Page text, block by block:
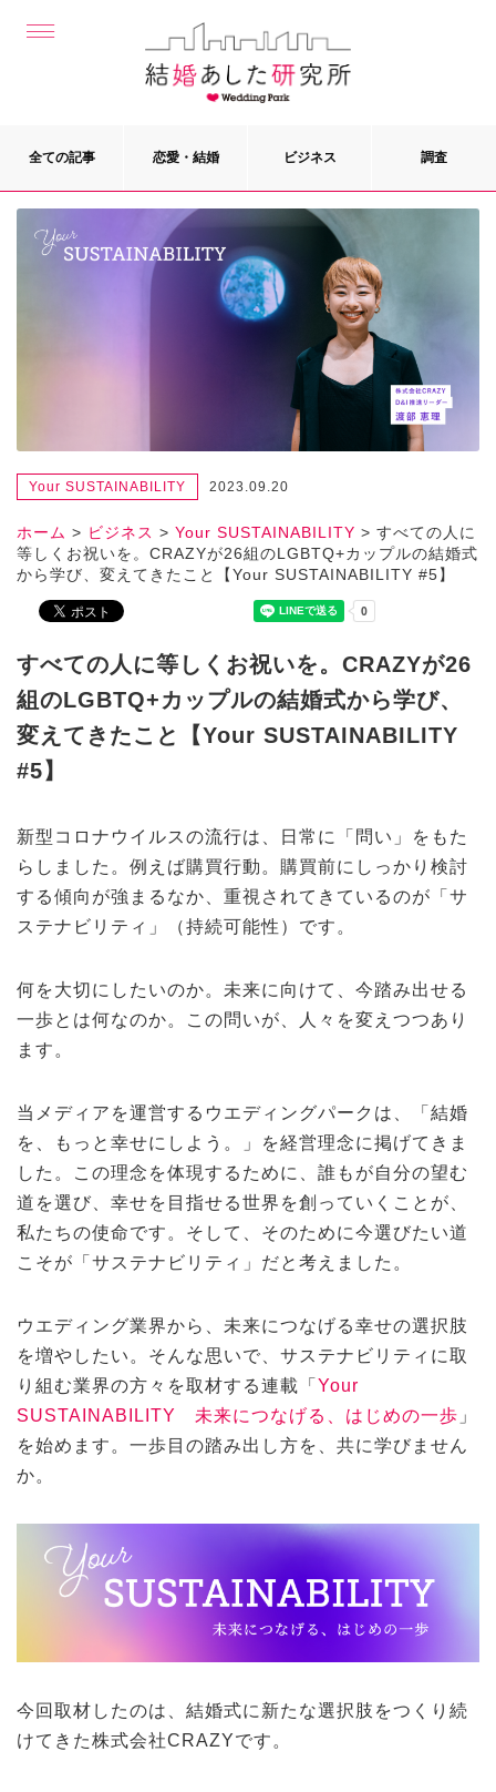
全ての記事 恋愛・結婚 ビジネス 調査
Your SUSTAINABILITY 2023.09.20
ホーム > ビジネス > Your SUSTAINABILITY > すべての人に
等しくお祝いを。CRAZYが26組のLGBTQ+カップルの結婚式
から学び、変えてきたこと【Your SUSTAINABILITY #5】
すべての人に等しくお祝いを。CRAZYが26
組のLGBTQ+カップルの結婚式から学び、
変えてきたこと【Your SUSTAINABILITY
#5】
新型コロナウイルスの流行は、日常に「問い」をもた
らしました。例えば購買行動。購買前にしっかり検討
する傾向が強まるなか、重視されてきているのが「サ
ステナビリティ」（持続可能性）です。
何を大切にしたいのか。未来に向けて、今踏み出せる
一歩とは何なのか。この問いが、人々を変えつつあり
ます。
当メディアを運営するウエディングパークは、「結婚
を、もっと幸せにしよう。」を経営理念に掲げてきま
した。この理念を体現するために、誰もが自分の望む
道を選び、幸せを目指せる世界を創っていくことが、
私たちの使命です。そして、そのために今選びたい道
こそが「サステナビリティ」だと考えました。
ウエディング業界から、未来につなげる幸せの選択肢
を増やしたい。そんな思いで、サステナビリティに取
り組む業界の方々を取材する連載「 Your
SUSTAINABILITY 未来につなげる、はじめの一歩 」
を始めます。一歩目の踏み出し方を、共に学びません
か。
今回取材したのは、結婚式に新たな選択肢をつくり続
けてきた株式会社CRAZYです。